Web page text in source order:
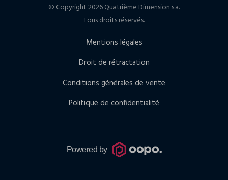
© Copyright 2026 Quatrième Dimension s.a.
Tous droits réservés.
Mentions légales
Droit de rétractation
Conditions générales de vente
Politique de confidentialité
Powered by